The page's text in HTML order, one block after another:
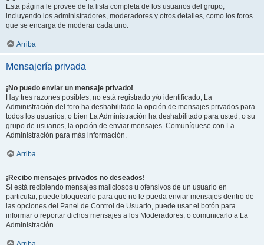
Esta página le provee de la lista completa de los usuarios del grupo,
incluyendo los administradores, moderadores y otros detalles, como los foros
que se encarga de moderar cada uno.
Arriba
Mensajería privada
¡No puedo enviar un mensaje privado!
Hay tres razones posibles; no está registrado y/o identificado, La
Administración del foro ha deshabilitado la opción de mensajes privados para
todos los usuarios, o bien La Administración ha deshabilitado para usted, o su
grupo de usuarios, la opción de enviar mensajes. Comuníquese con La
Administración para más información.
Arriba
¡Recibo mensajes privados no deseados!
Si está recibiendo mensajes maliciosos u ofensivos de un usuario en
particular, puede bloquearlo para que no le pueda enviar mensajes dentro de
las opciones del Panel de Control de Usuario, puede usar el botón para
informar o reportar dichos mensajes a los Moderadores, o comunicarlo a La
Administración.